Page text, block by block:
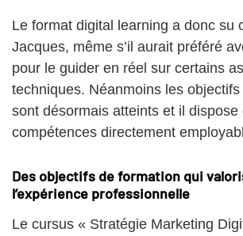
Le format digital learning a donc su
Jacques, même s’il aurait préféré
pour le guider en réel sur certains
techniques. Néanmoins les
sont désormais atteints et il dispose
compétences directement
Des objectifs de formation qui
l’expérience professionnelle
Le cursus « Stratégie Marketing